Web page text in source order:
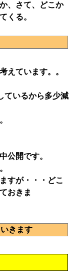
、さて、どこか
くる。
えています。。
ているから多少減
公開です。
すが・・・どこ
おきま
きます